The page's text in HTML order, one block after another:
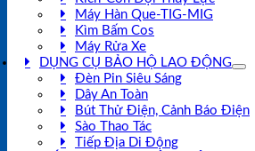
Máy Hàn Que-TIG-MIG
Kìm Bấm Cos
Máy Rửa Xe
DỤNG CỤ BẢO HỘ LAO ĐỘNG
Đèn Pin Siêu Sáng
Dây An Toàn
Bút Thử Điện, Cảnh Báo Điện
Sào Thao Tác
Tiếp Địa Di Động